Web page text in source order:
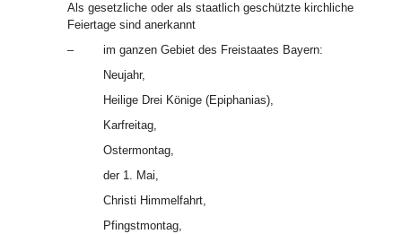
Als gesetzliche oder als staatlich geschützte kirchliche
Feiertage sind anerkannt
–
im ganzen Gebiet des Freistaates Bayern:
Neujahr,
Heilige Drei Könige (Epiphanias),
Karfreitag,
Ostermontag,
der 1. Mai,
Christi Himmelfahrt,
Pfingstmontag,